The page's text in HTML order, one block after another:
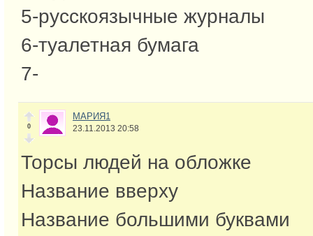
5-русскоязычные журналы
6-туалетная бумага
7-
0
МАРИЯ1
23.11.2013 20:58
Торсы людей на обложке
Название вверху
Название большими буквами